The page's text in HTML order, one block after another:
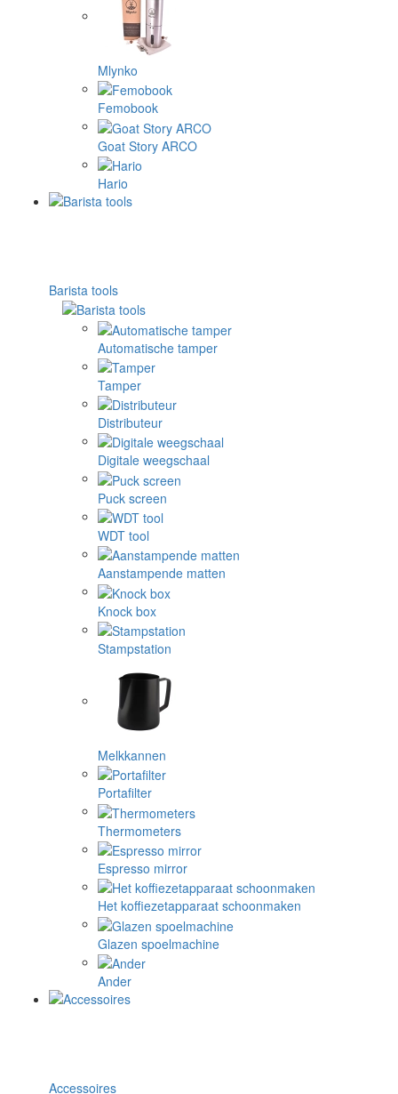
Mlynko
Femobook
Goat Story ARCO
Hario
Barista tools
Automatische tamper
Tamper
Distributeur
Digitale weegschaal
Puck screen
WDT tool
Aanstampende matten
Knock box
Stampstation
Melkkannen
Portafilter
Thermometers
Espresso mirror
Het koffiezetapparaat schoonmaken
Glazen spoelmachine
Ander
Accessoires